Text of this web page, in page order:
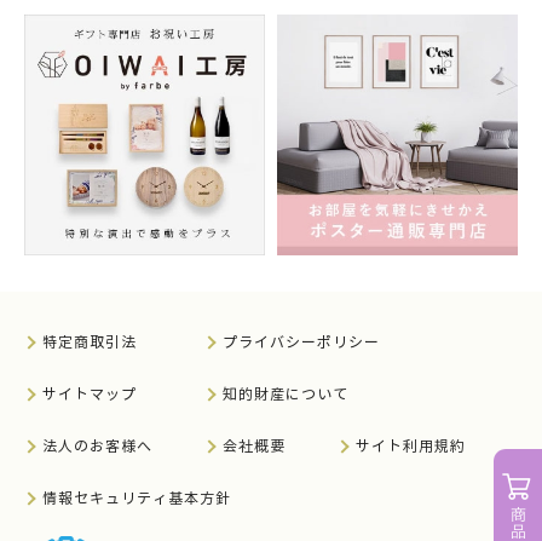
特定商取引法 プライバシーポリシー
サイトマップ 知的財産について
法人のお客様へ 会社概要 サイト利用規約
情報セキュリティ基本方針